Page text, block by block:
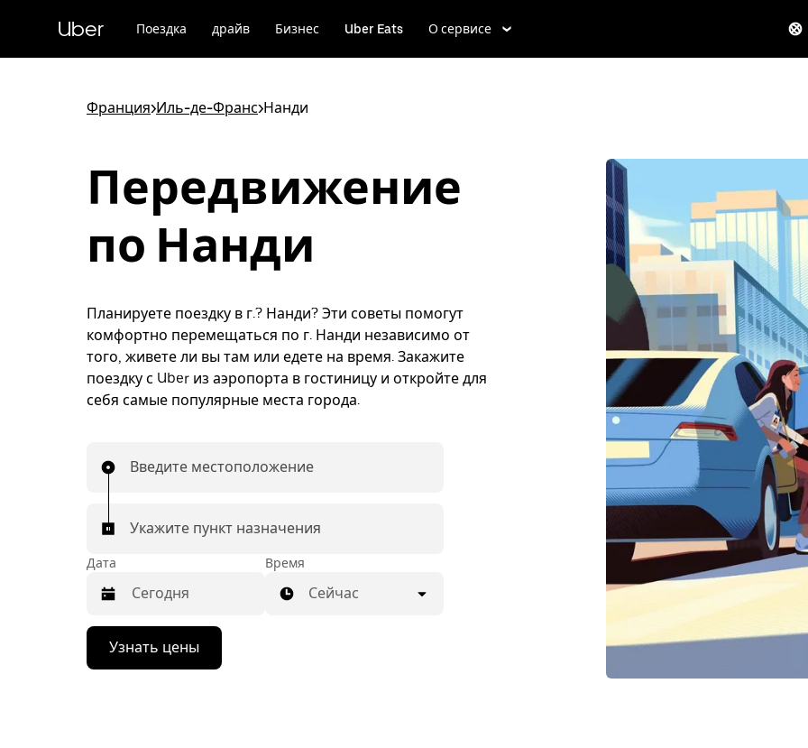
к
Uber Поездка драйв Бизнес Uber Eats О сервисе
Франция>Иль-де-Франс>Нанди
Передвижение
по Нанди
Планируете поездку в г.? Нанди? Эти советы помогут
комфортно перемещаться по г. Нанди независимо от
того, живете ли вы там или едете на время. Закажите
поездку с Uber из аэропорта в гостиницу и откройте для
себя самые популярные места города.
Введите местоположение
Укажите пункт назначения
Дата
Нажмите
стрелку
вниз,
Время
Сейчас
Узнать цены